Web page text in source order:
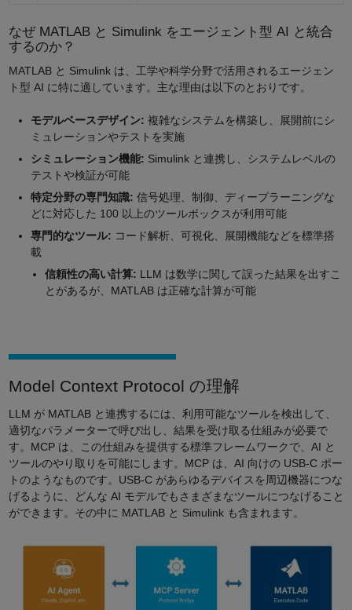
なぜ MATLAB と Simulink をエージェント型 AI と統合
するのか？
MATLAB と Simulink は、工学や科学分野で活用されるエージェン
ト型 AI に特に適しています。主な理由は以下のとおりです。
モデルベースデザイン: 複雑なシステムを構築し、展開前にシ
ミュレーションやテストを実施
シミュレーション機能: Simulink と連携し、システムレベルの
テストや検証が可能
特定分野の専門知識: 信号処理、制御、ディープラーニングな
どに対応した 100 以上のツールボックスが利用可能
専門的なツール: コード解析、可視化、展開機能などを標準搭
載
信頼性の高い計算: LLM は数学に関して誤った結果を出すこ
とがあるが、MATLAB は正確な計算が可能
Model Context Protocol の理解
LLM が MATLAB と連携するには、利用可能なツールを検出して、
適切なパラメーターで呼び出し、結果を受け取る仕組みが必要で
す。MCP は、この仕組みを提供する標準フレームワークで、AI と
ツールのやり取りを可能にします。MCP は、AI 向けの USB-C ポー
トのようなものです。USB-C があらゆるデバイスを周辺機器につな
げるように、どんな AI モデルでもさまざまなツールにつなげること
ができます。その中に MATLAB と Simulink も含まれます。